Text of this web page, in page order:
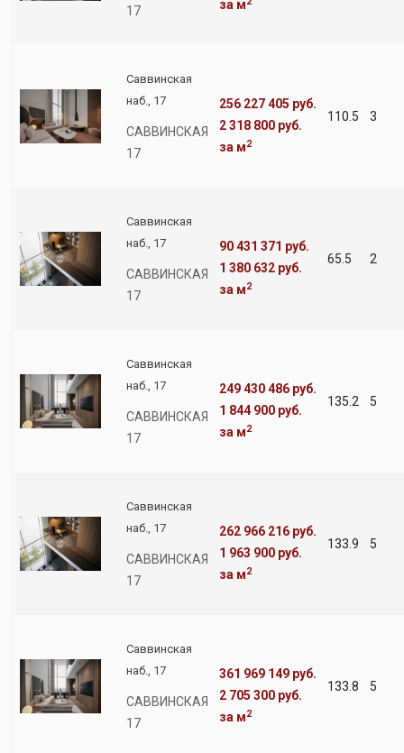
17
за м
Саввинская
наб., 17
САВВИНСКАЯ
17
256 227 405 руб.
2 318 800 руб.
за м2
110.5 3
Саввинская
наб., 17
САВВИНСКАЯ
17
90 431 371 руб.
1 380 632 руб.
за м2
65.5 2
Саввинская
наб., 17
САВВИНСКАЯ
17
249 430 486 руб.
1 844 900 руб.
за м2
135.2 5
Саввинская
наб., 17
САВВИНСКАЯ
17
262 966 216 руб.
1 963 900 руб.
за м2
133.9 5
Саввинская
наб., 17
САВВИНСКАЯ
17
361 969 149 руб.
2 705 300 руб.
за м2
133.8 5